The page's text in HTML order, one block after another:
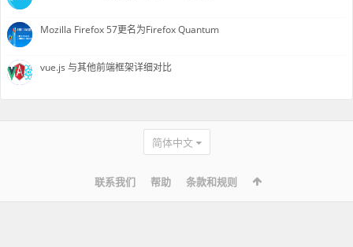
Mozilla Firefox 57更名为Firefox Quantum
vue.js 与其他前端框架详细对比
简体中文
联系我们 帮助 条款和规则